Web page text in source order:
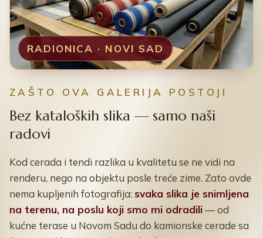
RADIONICA · NOVI SAD
ZAŠTO OVA GALERIJA POSTOJI
Bez kataloških slika — samo naši
radovi
Kod cerada i tendi razlika u kvalitetu se ne vidi na
renderu, nego na objektu posle treće zime. Zato ovde
nema kupljenih fotografija: svaka slika je snimljena
na terenu, na poslu koji smo mi odradili— od
kućne terase u Novom Sadu do kamionske cerade sa